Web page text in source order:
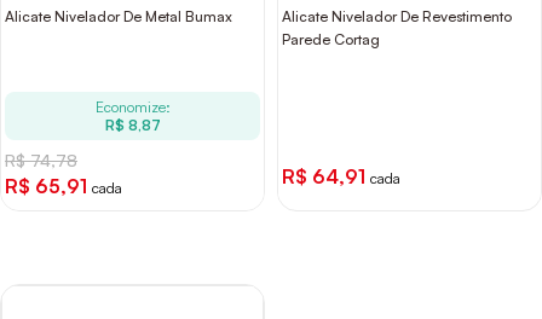
Alicate Nivelador De Metal Bumax
Economize:
R$ 8,87
R$ 74,78
R$ 65,91 cada
Alicate Nivelador De Revestimento
Parede Cortag
R$ 64,91 cada